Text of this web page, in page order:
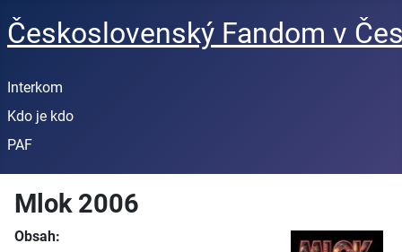
Československý Fandom v
Interkom
Kdo je kdo
PAF
Mlok 2006
Obsah: